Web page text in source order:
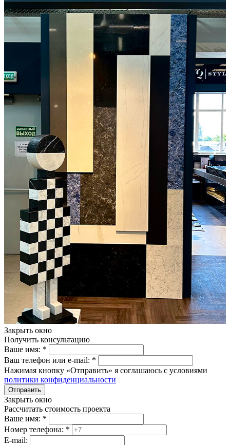
Закрыть окно
Получить консультацию
Ваше имя: *
Ваш телефон или e-mail: *
Нажимая кнопку «Отправить» я соглашаюсь с условиями
политики конфиденциальности
Отправить
Закрыть окно
Рассчитать стоимость проекта
Ваше имя: *
Номер телефона: *
E-mail: